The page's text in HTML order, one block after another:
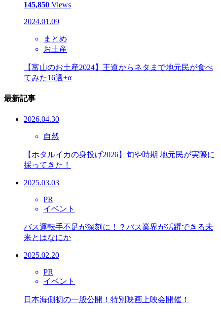
145,850 Views
2024.01.09
まとめ
お土産
【富山のお土産2024】王道からネタまで地元民が食べ
てみた16選+α
最新記事
2026.04.30
自然
【ホタルイカの身投げ2026】旬や時期 地元民が実際に
採ってきた！
2025.03.03
PR
イベント
バス運転手不足が深刻に！？バス業界が活躍できる未
来とはなにか
2025.02.20
PR
イベント
日本海側初の一般公開！特別映画上映会開催！